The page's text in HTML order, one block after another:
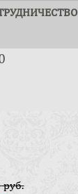
руб.